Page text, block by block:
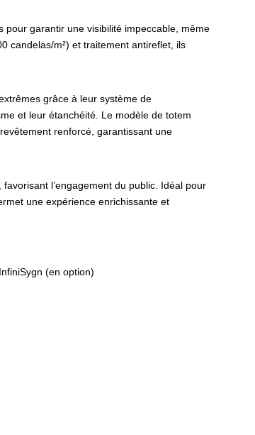
pour garantir une visibilité impeccable, même
candelas/m²) et traitement antireflet, ils
grâce à leur système de
et leur étanchéité. Le modèle de totem
renforcé, garantissant une
l’engagement du public. Idéal pour
une expérience enrichissante et
(en option)